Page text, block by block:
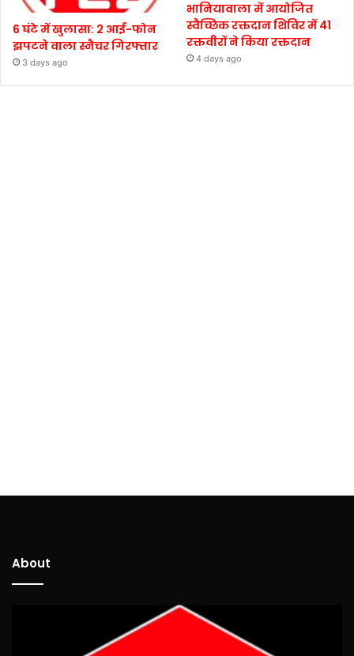
6 घंटे में खुलासा: 2 आई-फोन
झपटने वाला स्नैचर गिरफ्तार
3 days ago
भानियावाला में आयोजित
स्वैच्छिक रक्तदान शिविर में 41
रक्तवीरों ने किया रक्तदान
4 days ago
About